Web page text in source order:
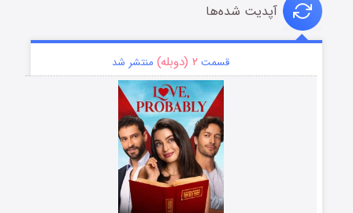
آپدیت شده‌ها
قسمت ۲ (دوبله) منتشر شد